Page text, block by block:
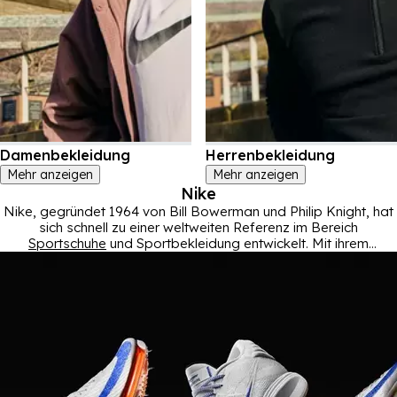
Damenbekleidung
Mehr anzeigen
Herrenbekleidung
Mehr anzeigen
Nike
Nike, gegründet 1964 von Bill Bowerman und Philip Knight, hat
sich schnell zu einer weltweiten Referenz im Bereich
Sportschuhe und Sportbekleidung entwickelt. Mit ihrem
Lifestyle setzen. Bekannt für ihre eindrucksvollen
Werbekampagnen und das Sponsoring legendärer Athleten
wie Michael Jordan und Cristiano Ronaldo, hat Nike eine
einzigartige Verbindung zwischen Sport, Mode und Kultur